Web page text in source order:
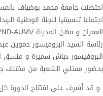
احتضنت جامعة محمد بوضياف
اجتماعا تنسيقيا للجنة الوطنية
رئاسة السيد البروفيسور حموين
البروفيسور دباش سميرة و منسق
بحضور ممثلي الشعبة من مختلف
و قد أشرف على افتتاح الدورة